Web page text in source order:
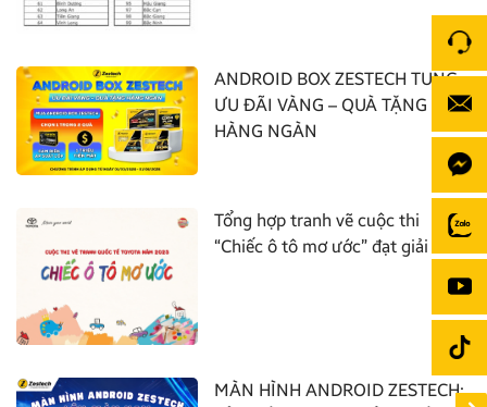
ANDROID BOX ZESTECH TUNG
ƯU ĐÃI VÀNG – QUÀ TẶNG
HÀNG NGÀN
Tổng hợp tranh vẽ cuộc thi
“Chiếc ô tô mơ ước” đạt giải nhất
MÀN HÌNH ANDROID ZESTECH: